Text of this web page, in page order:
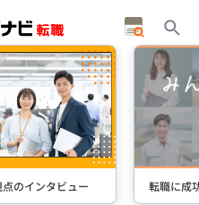
のインタビュー 転職に成